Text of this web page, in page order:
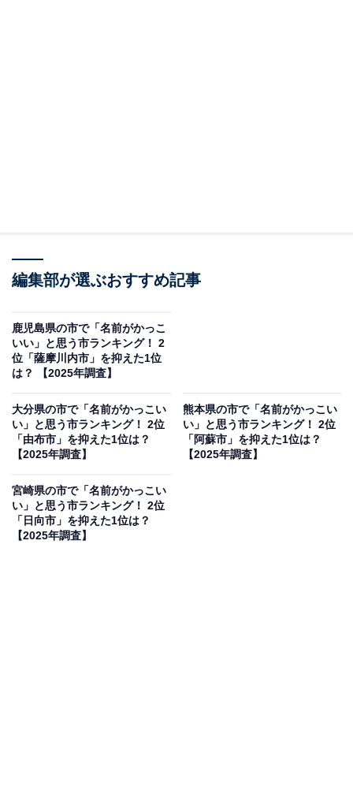
編集部が選ぶおすすめ記事
鹿児島県の市で「名前がかっこ
いい」と思う市ランキング！ 2
位「薩摩川内市」を抑えた1位
は？ 【2025年調査】
大分県の市で「名前がかっこい
い」と思う市ランキング！ 2位
「由布市」を抑えた1位は？
【2025年調査】
熊本県の市で「名前がかっこい
い」と思う市ランキング！ 2位
「阿蘇市」を抑えた1位は？
【2025年調査】
宮崎県の市で「名前がかっこい
い」と思う市ランキング！ 2位
「日向市」を抑えた1位は？
【2025年調査】